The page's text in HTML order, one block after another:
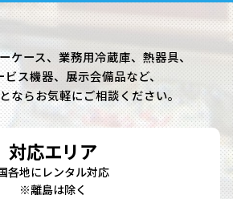
ケース、業務用冷蔵庫、熱器具、
ビス機器、展示会備品など、
ならお気軽にご相談ください。
対応エリア
各地にレンタル対応
※離島は除く